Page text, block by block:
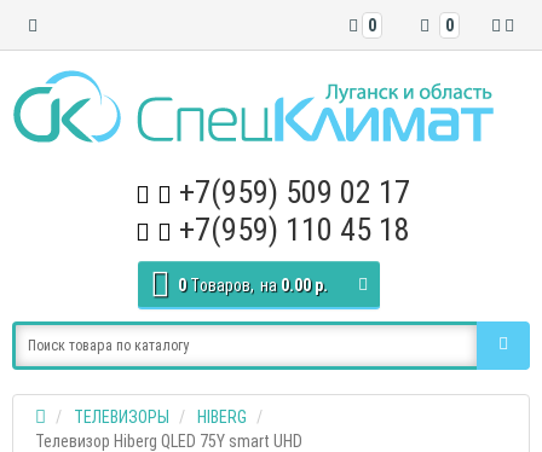
0
0
+7(959) 509 02 17
+7(959) 110 45 18
0 Tоваров, на 0.00 р.
ТЕЛЕВИЗОРЫ
HIBERG
Телевизор Hiberg QLED 75Y smart UHD